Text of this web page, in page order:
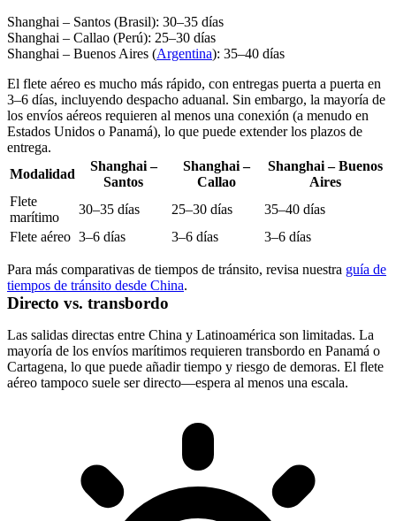
Shanghai – Santos (Brasil): 30–35 días
Shanghai – Callao (Perú): 25–30 días
Shanghai – Buenos Aires (Argentina): 35–40 días
El flete aéreo es mucho más rápido, con entregas puerta a puerta en
3–6 días, incluyendo despacho aduanal. Sin embargo, la mayoría de
los envíos aéreos requieren al menos una conexión (a menudo en
Estados Unidos o Panamá), lo que puede extender los plazos de
entrega.
Modalidad
Shanghai –
Santos
Shanghai –
Callao
Shanghai – Buenos
Aires
Flete
marítimo
30–35 días 25–30 días
35–40 días
Flete aéreo 3–6 días 3–6 días 3–6 días
Para más comparativas de tiempos de tránsito, revisa nuestra guía de
tiempos de tránsito desde China.
Directo vs. transbordo
Las salidas directas entre China y Latinoamérica son limitadas. La
mayoría de los envíos marítimos requieren transbordo en Panamá o
Cartagena, lo que puede añadir tiempo y riesgo de demoras. El flete
aéreo tampoco suele ser directo—espera al menos una escala.